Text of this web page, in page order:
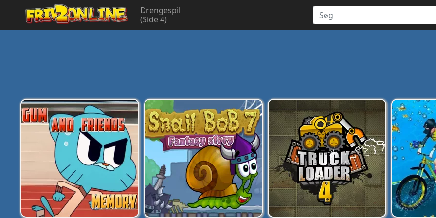
Drengespil
(Side 4)